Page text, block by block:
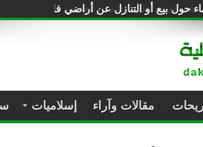
حول بيع أو التنازل عن أراضي فلسطين
مقالات وآراء إسلاميات